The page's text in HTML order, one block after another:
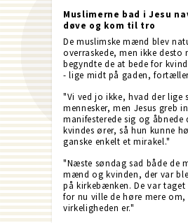
Muslimerne bad i Jesu
døve og kom til tro
De muslimske mænd blev
overraskede, men ikke desto
begyndte de at bede for
- lige midt på gaden,
"Vi ved jo ikke, hvad der lige
mennesker, men Jesus greb
manifesterede sig og åbnede
kvindes ører, så hun kunne
ganske enkelt et mirakel."
"Næste søndag sad både de
mænd og kvinden, der var
på kirkebænken. De var taget
for nu ville de høre mere om,
virkeligheden er."